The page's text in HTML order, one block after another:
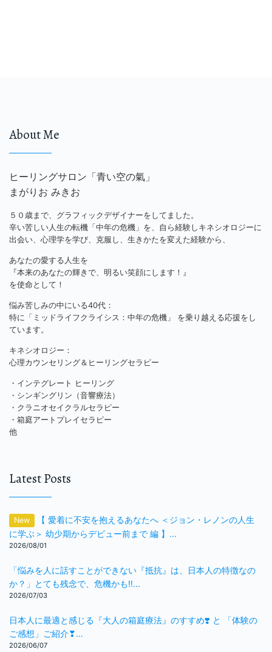
About Me
ヒーリングサロン「青い空の氣」
まがりお みきお
５０歳まで、グラフィックデザイナーをしてました。
辛い苦しい人生の転機「中年の危機」を、自ら経験しキネシオロジーに
出会い、心理学を学び、克服し、生きかたを変えた経験から、
あなたの愛する人生を
『本来のあなたの輝きで、明るい笑顔にします！』
を使命として！
悩み苦しみの中にいる40代：
特に「ミッドライフクライシス：中年の危機」 を乗り越える応援をし
ています。
キネシオロジー：
心理カウンセリング＆ヒーリングセラピー
・インテグレート ヒーリング
・シンギングリン（音響療法）
・クラニオセイクラルセラピー
・箱庭アートプレイセラピー
他
Latest Posts
New
【 愛着に不安を抱えるあなたへ ＜ジョン・レノンの人生
に学ぶ＞ 幼少期からデビュー前まで 編 】...
2026/08/01
「悩みを人に話すことができない『抵抗』は、日本人の特徴なの
か？」とても残念で、危機かも‼️...
2026/07/03
日本人に最適と感じる『大人の箱庭療法』のすすめ❣️ と 「体験の
ご感想」ご紹介❣...
2026/06/07